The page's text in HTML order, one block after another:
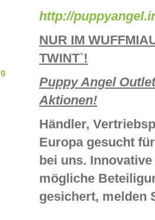
http://
NUR IM
TWINT`!
Puppy Angel
Aktionen!
Händler,
Europa gesucht
bei uns.
mögliche
gesichert, melden